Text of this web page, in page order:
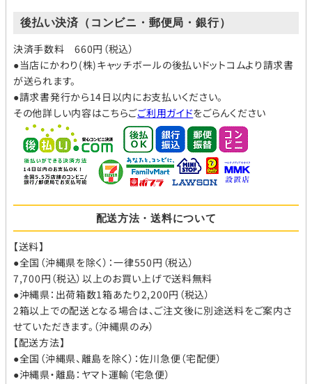
後払い決済（コンビニ・郵便局・銀行）
決済手数料 660円（税込）
●当店にかわり(株)キャッチボールの後払いドットコムより請求書
が送られます。
●請求書発行から14日以内にお支払いください。
その他詳しい内容はこちらごご利用ガイドをごらんください
配送方法・送料について
【送料】
●全国（沖縄県を除く）：一律550円（税込）
7,700円（税込）以上のお買い上げで送料無料
●沖縄県：出荷箱数1箱あたり2,200円（税込）
2箱以上での配送となる場合は、ご注文後に別途送料をご案内さ
せていただきます。（沖縄県のみ）
【配送方法】
●全国（沖縄県、離島を除く）：佐川急便（宅配便）
●沖縄県・離島：ヤマト運輸（宅急便）